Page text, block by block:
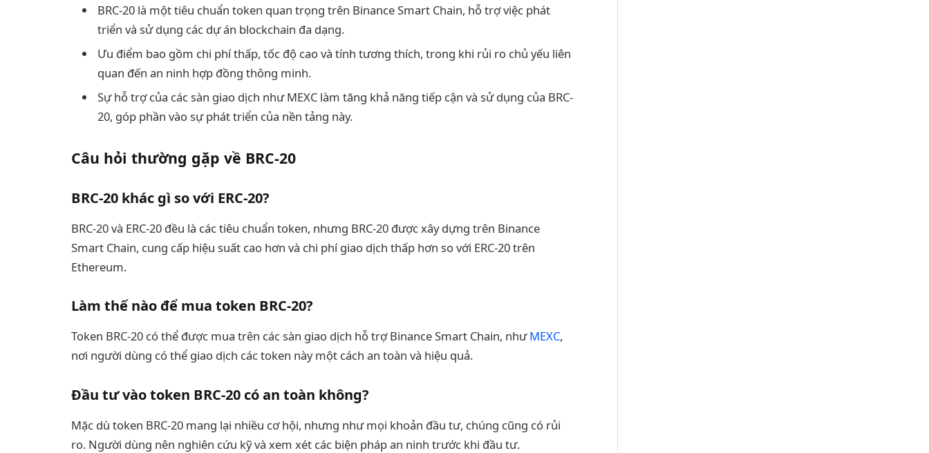
BRC-20 là một tiêu chuẩn token quan trọng trên Binance Smart Chain, hỗ trợ việc phát
triển và sử dụng các dự án blockchain đa dạng.
Ưu điểm bao gồm chi phí thấp, tốc độ cao và tính tương thích, trong khi rủi ro chủ yếu liên
quan đến an ninh hợp đồng thông minh.
Sự hỗ trợ của các sàn giao dịch như MEXC làm tăng khả năng tiếp cận và sử dụng của BRC-
20, góp phần vào sự phát triển của nền tảng này.
Câu hỏi thường gặp về BRC-20
BRC-20 khác gì so với ERC-20?
BRC-20 và ERC-20 đều là các tiêu chuẩn token, nhưng BRC-20 được xây dựng trên Binance
Smart Chain, cung cấp hiệu suất cao hơn và chi phí giao dịch thấp hơn so với ERC-20 trên
Ethereum.
Làm thế nào để mua token BRC-20?
Token BRC-20 có thể được mua trên các sàn giao dịch hỗ trợ Binance Smart Chain, nhưMEXC,
nơi người dùng có thể giao dịch các token này một cách an toàn và hiệu quả.
Đầu tư vào token BRC-20 có an toàn không?
Mặc dù token BRC-20 mang lại nhiều cơ hội, nhưng như mọi khoản đầu tư, chúng cũng có rủi
ro. Người dùng nên nghiên cứu kỹ và xem xét các biện pháp an ninh trước khi đầu tư.